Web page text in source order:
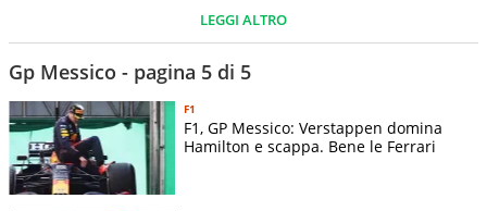
LEGGI ALTRO
Gp Messico - pagina 5 di 5
F1
F1, GP Messico: Verstappen domina
Hamilton e scappa. Bene le Ferrari